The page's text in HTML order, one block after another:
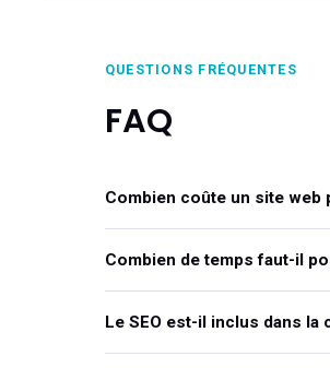
QUESTIONS FRÉQUENTES
FAQ
Combien coûte un site web
Combien de temps faut-il
Le SEO est-il inclus dans la